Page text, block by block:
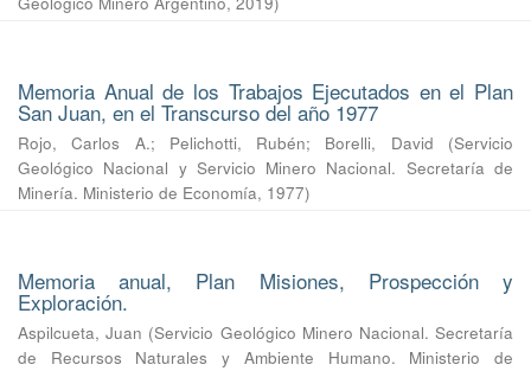
Memoria Anual de los Trabajos Ejecutados en el Plan
San Juan, en el Transcurso del año 1977
Rojo, Carlos A.; Pelichotti, Rubén; Borelli, David (Servicio
Geológico Nacional y Servicio Minero Nacional. Secretaría de
Minería. Ministerio de Economía, 1977)
Memoria anual, Plan Misiones, Prospección y
Exploración.
Aspilcueta, Juan (Servicio Geológico Minero Nacional. Secretaría
de Recursos Naturales y Ambiente Humano. Ministerio de